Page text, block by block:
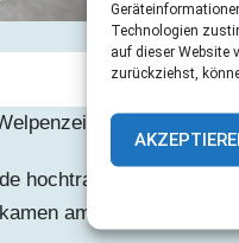
Technologien
auf dieser Website
zurückziehst,
gerne in einem
hochtragend in einer
am 23. Dezember